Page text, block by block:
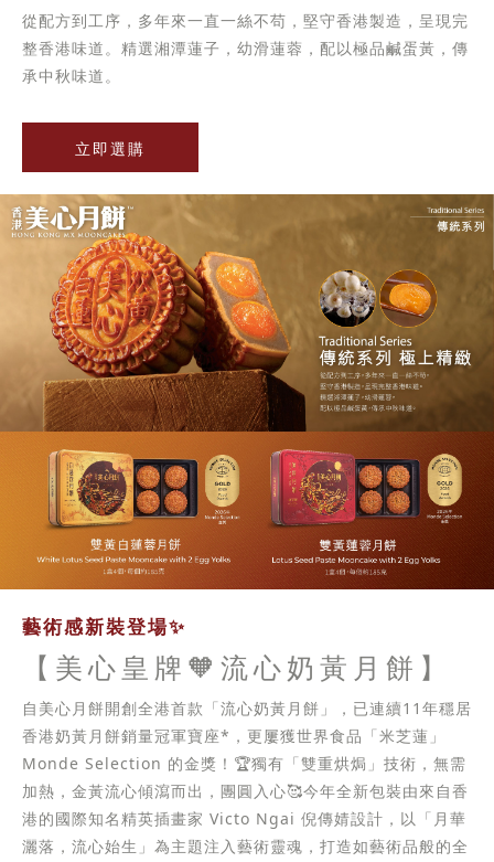
從配方到工序，多年來一直一絲不苟，堅守香港製造，呈現完
整香港味道。精選湘潭蓮子，幼滑蓮蓉，配以極品鹹蛋黃，傳
承中秋味道。
立即選購
藝術感新裝登場✨
【美心皇牌🧡流心奶黃月餅】
自美心月餅開創全港首款「流心奶黃月餅」，已連續11年穩居
香港奶黃月餅銷量冠軍寶座*，更屢獲世界食品「米芝蓮」
Monde Selection 的金獎！🏆獨有「雙重烘焗」技術，無需
加熱，金黃流心傾瀉而出，團圓入心🥰今年全新包裝由來自香
港的國際知名精英插畫家 Victo Ngai 倪傳婧設計，以「月華
灑落，流心始生」為主題注入藝術靈魂，打造如藝術品般的全